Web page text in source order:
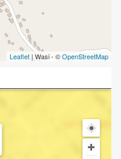
Leaflet | Wasi - ©OpenStreetMap